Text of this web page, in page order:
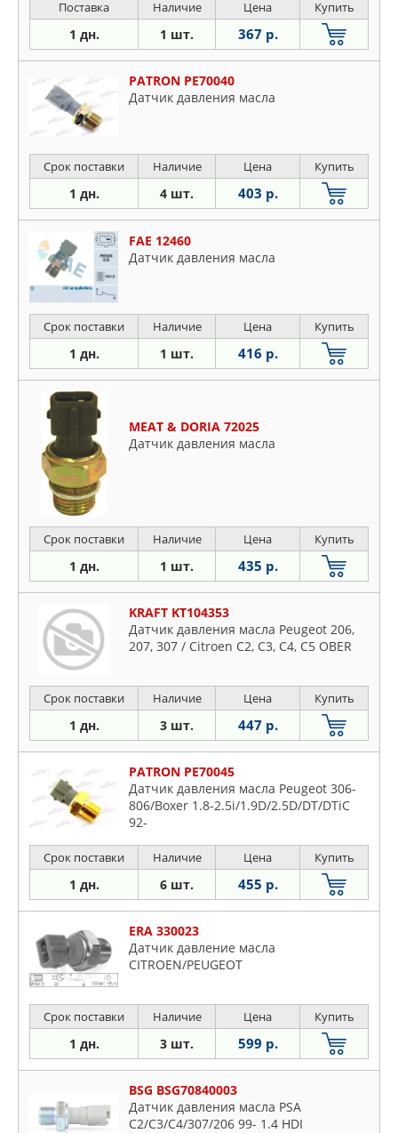
Поставка Наличие Цена Купить
1 дн. 1 шт. 367 р.
PATRON PE70040
Датчик давления масла
Срок поставки Наличие Цена Купить
1 дн. 4 шт. 403 р.
FAE 12460
Датчик давления масла
Срок поставки Наличие Цена Купить
1 дн. 1 шт. 416 р.
MEAT & DORIA 72025
Датчик давления масла
Срок поставки Наличие Цена Купить
1 дн. 1 шт. 435 р.
KRAFT KT104353
Датчик давления масла Peugeot 206,
207, 307 / Citroen C2, C3, C4, C5 OBER
Срок поставки Наличие Цена Купить
1 дн. 3 шт. 447 р.
PATRON PE70045
Датчик давления масла Peugeot 306-
806/Boxer 1.8-2.5i/1.9D/2.5D/DT/DTiC
92-
Срок поставки Наличие Цена Купить
1 дн. 6 шт. 455 р.
ERA 330023
Датчик давление масла
CITROEN/PEUGEOT
Срок поставки Наличие Цена Купить
1 дн. 3 шт. 599 р.
BSG BSG70840003
Датчик давления масла PSA
C2/C3/C4/307/206 99- 1.4 HDI